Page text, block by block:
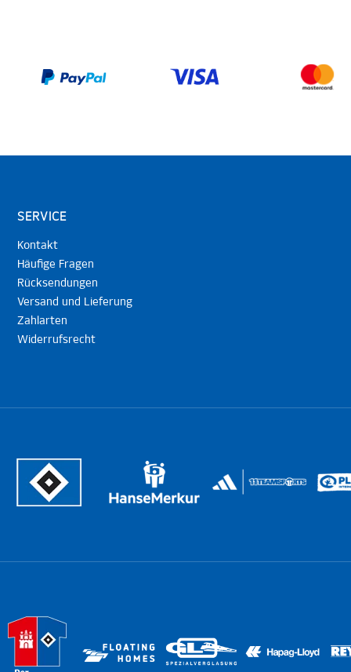
SERVICE
Kontakt
Häufige Fragen
Rücksendungen
Versand und Lieferung
Zahlarten
Widerrufsrecht